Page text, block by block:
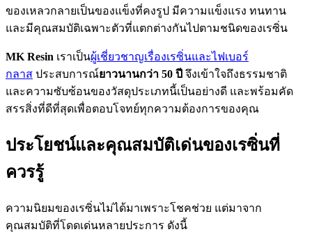
ของเหลวกลายเป็นของแข็งที่คงรูป มีความแข็งแรง ทนทาน
และมีคุณสมบัติเฉพาะตัวที่แตกต่างกันไปตามชนิดของเรซิ่น
MK Resin เราเป็นผู้เชี่ยวชาญเรื่องเรซิ่นและไฟเบอร์
กลาส ประสบการณ์ยาวนานกว่า 50 ปี จึงเข้าใจถึงธรรมชาติ
และความซับซ้อนของวัสดุประเภทนี้เป็นอย่างดี และพร้อมคัด
สรรสิ่งที่ดีที่สุดเพื่อตอบโจทย์ทุกความต้องการของคุณ
ประโยชน์และคุณสมบัติเด่นของเรซิ่นที่
ควรรู้
ความนิยมของเรซิ่นไม่ได้มาเพราะโชคช่วย แต่มาจาก
คุณสมบัติที่โดดเด่นหลายประการ ดังนี้